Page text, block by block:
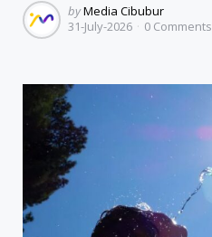
Posted
by
byMedia Cibubur
31-July-2026
0 Comments